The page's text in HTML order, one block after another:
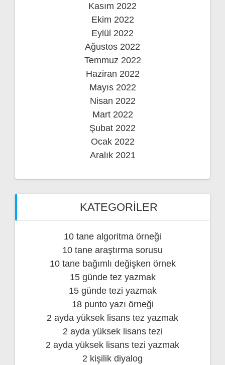
Kasım 2022
Ekim 2022
Eylül 2022
Ağustos 2022
Temmuz 2022
Haziran 2022
Mayıs 2022
Nisan 2022
Mart 2022
Şubat 2022
Ocak 2022
Aralık 2021
KATEGORILER
10 tane algoritma örneği
10 tane araştırma sorusu
10 tane bağımlı değişken örnek
15 günde tez yazmak
15 günde tezi yazmak
18 punto yazı örneği
2 ayda yüksek lisans tez yazmak
2 ayda yüksek lisans tezi
2 ayda yüksek lisans tezi yazmak
2 kişilik diyalog